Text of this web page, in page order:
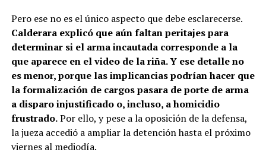
Pero ese no es el único aspecto que debe esclarecerse.
Calderara explicó que aún faltan peritajes para
determinar si el arma incautada corresponde a la
que aparece en el video de la riña. Y ese detalle no
es menor, porque las implicancias podrían hacer que
la formalización de cargos pasara de porte de arma
a disparo injustificado o, incluso, a homicidio
frustrado.Por ello, y pese a la oposición de la defensa,
la jueza accedió a ampliar la detención hasta el próximo
viernes al mediodía.